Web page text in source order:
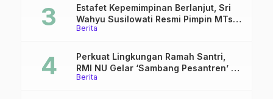
Berita
Estafet Kepemimpinan Berlanjut, Sri
Wahyu Susilowati Resmi Pimpin MTs
Ma’arif Sapuran
Berita
Perkuat Lingkungan Ramah Santri,
RMI NU Gelar ‘Sambang Pesantren’ di
Pati